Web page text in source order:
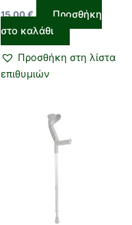
15,00€
Προσθήκη
στο καλάθι
Προσθήκη στη λίστα
επιθυμιών